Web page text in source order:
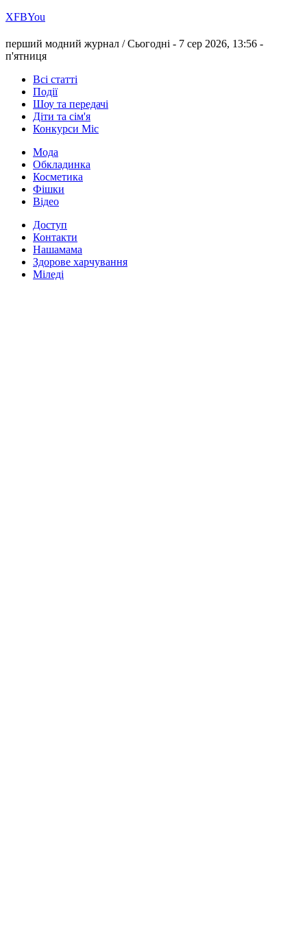
ХFBYou
перший модний журнал /Сьогодні - 7 сер 2026, 13:56 -
п'ятниця
Всі статті
Події
Шоу та передачі
Діти та сім'я
Конкурси Міс
Мода
Обкладинка
Косметика
Фішки
Відео
Доступ
Контакти
Нашамама
Здорове харчування
Міледі